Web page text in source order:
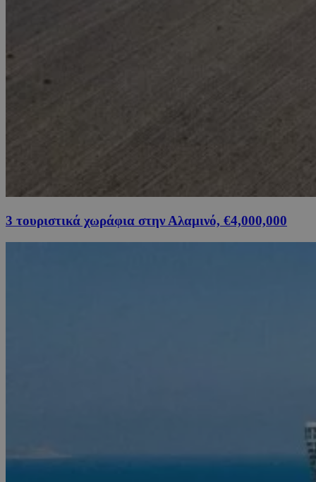
3 τουριστικά χωράφια στην Αλαμινό, €4,000,000